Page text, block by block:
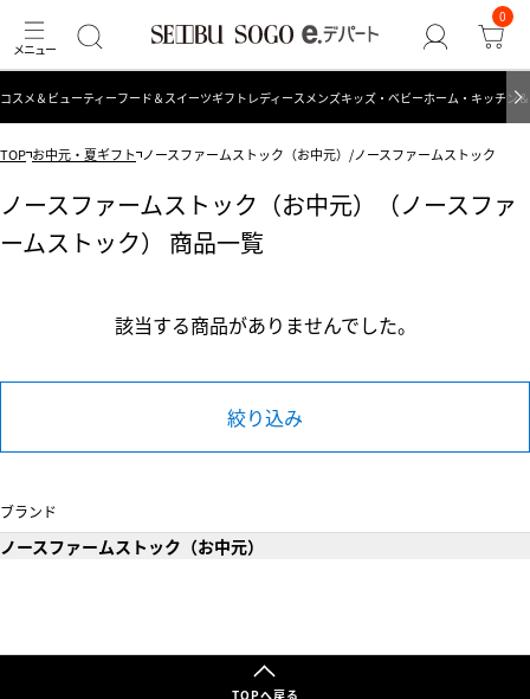
0
コスメ＆ビューティーフード＆スイーツギフト レディース メンズキッズ・ベビーホーム・キッチン
TOP お中元・夏ギフト ノースファームストック（お中元）/ノースファームストック
ノースファームストック（お中元）（ノースファ
ームストック） 商品一覧
該当する商品がありませんでした。
絞り込み
ブランド
ノースファームストック（お中元）
TOPへ戻る